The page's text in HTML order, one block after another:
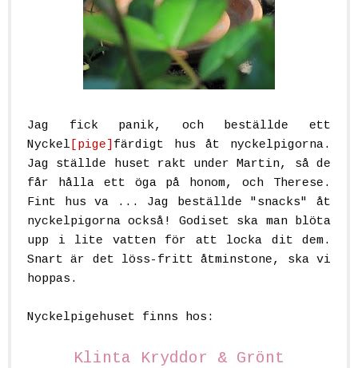
Jag fick panik, och beställde ett
Nyckel [pige] färdigt hus åt nyckelpigorna.
Jag ställde huset rakt under Martin, så de
får hålla ett öga på honom, och Therese.
Fint hus va ... Jag beställde "snacks" åt
nyckelpigorna också! Godiset ska man blöta
upp i lite vatten för att locka dit dem.
Snart är det löss-fritt åtminstone, ska vi
hoppas.
Nyckelpigehuset finns hos:
Klinta Kryddor & Grönt